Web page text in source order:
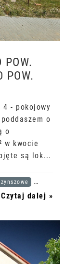
POW.
POW.
4 - pokojowy
o
o
w kwocie
są lok...
Karta dużej
Czytaj dalej »